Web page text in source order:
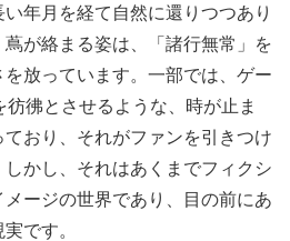
年月を経て自然に還りつつあり
が絡まる姿は、「諸行無常」を
放っています。一部では、ゲー
彿とさせるような、時が止ま
おり、それがファンを引きつけ
かし、それはあくまでフィクシ
メージの世界であり、目の前にあ
です。